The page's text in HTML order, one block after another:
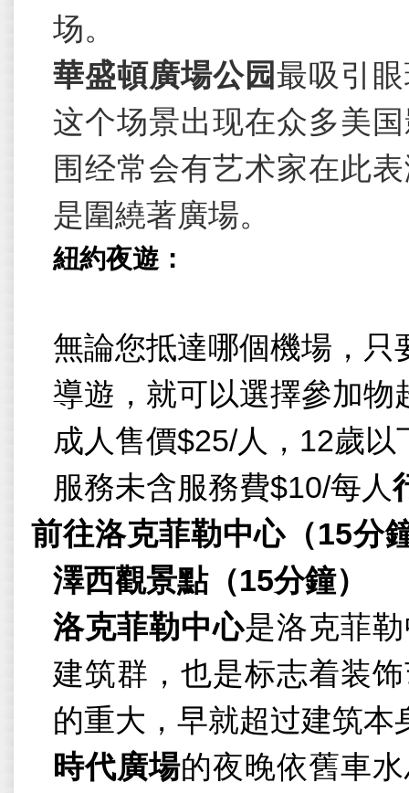
场。
華盛頓廣場公园最吸引
这个场景出现在众多美
围经常会有艺术家在此
是圍繞著廣場。
紐約夜遊：
無論您抵達哪個機場，只
導遊，就可以選擇參加物
成人售價$25/人， 12歲以
服務未含服務費$10/每人
前往洛克菲勒中心（15分
澤西觀景點（15分鐘）
洛克菲勒中心是洛克菲
建筑群，也是标志着装
的重大，早就超过建筑本
時代廣場的夜晚依舊車